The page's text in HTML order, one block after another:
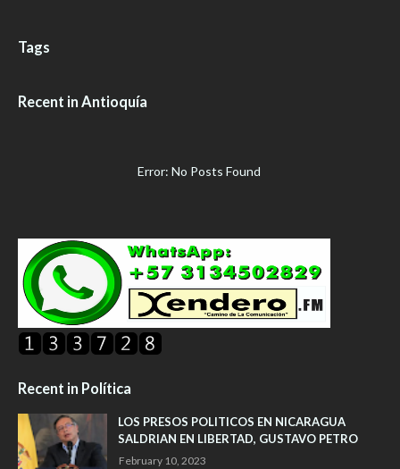
Tags
Recent in Antioquía
Error: No Posts Found
Recent in Política
LOS PRESOS POLITICOS EN NICARAGUA
SALDRIAN EN LIBERTAD, GUSTAVO PETRO
February 10, 2023